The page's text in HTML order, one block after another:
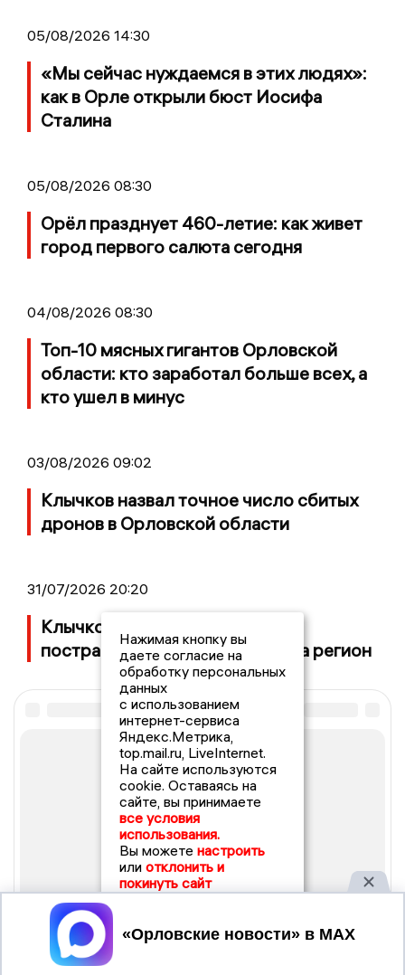
05/08/2026 14:30
«Мы сейчас нуждаемся в этих людях»:
как в Орле открыли бюст Иосифа
Сталина
05/08/2026 08:30
Орёл празднует 460-летие: как живет
город первого салюта сегодня
04/08/2026 08:30
Топ-10 мясных гигантов Орловской
области: кто заработал больше всех, а
кто ушел в минус
03/08/2026 09:02
Клычков назвал точное число сбитых
дронов в Орловской области
31/07/2026 20:20
Клычков: скончался один из
пострадавших от атаки БпЛА на регион
Нажимая кнопку вы
даете согласие на
обработку персональных
данных
с использованием
интернет-сервиса
Яндекс.Метрика,
top.mail.ru, LiveInternet.
На сайте используются
cookie. Оставаясь на
сайте, вы принимаете
все условия
использования.
Вы можете настроить
или отклонить и
покинуть сайт
Принять